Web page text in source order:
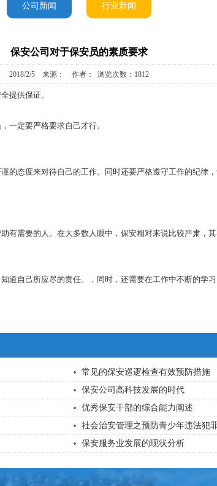
公司新闻 行业新闻
保安公司对于保安员的素质要求
2018/2/5 来源： 作者： 浏览次数：1812
提供保证。
一定要严格要求自己才行。
的态度来对待自己的工作。同时还要严格遵守工作的纪律
需要的人。在大多数人眼中，保安相对来说比较严肃，
自己所应尽的责任。，同时，还需要在工作中不断的学
常见的保安巡逻检查有效预防措施
保安公司高科技发展的时代
优秀保安干部的综合能力阐述
社会治安管理之预防青少年违法犯
保安服务业发展的现状分析